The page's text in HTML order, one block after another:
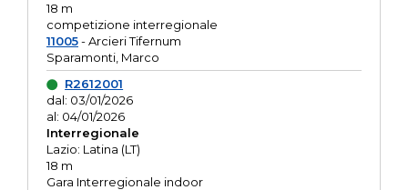
18 m
competizione interregionale
11005- Arcieri Tifernum
Sparamonti, Marco
R2612001
dal: 03/01/2026
al: 04/01/2026
Interregionale
Lazio: Latina (LT)
18 m
Gara Interregionale indoor